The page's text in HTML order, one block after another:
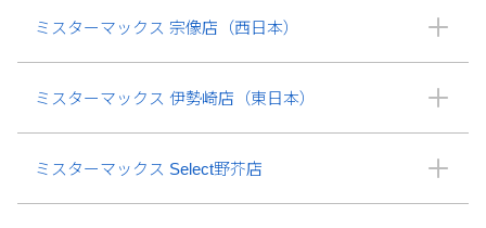
ミスターマックス 宗像店（西日本）
ミスターマックス 伊勢崎店（東日本）
ミスターマックス Select野芥店